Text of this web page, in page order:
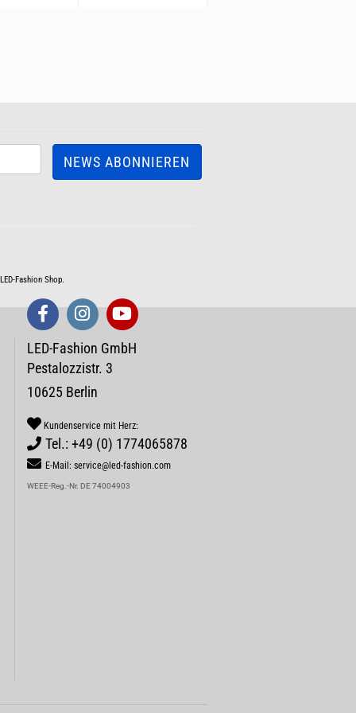
Fashion Shop.
LED-Fashion GmbH
Pestalozzistr. 3
10625 Berlin
Kundenservice mit Herz:
Tel.: +49 (0) 1774065878
E-Mail: service@led-fashion.com
WEEE-Reg.-Nr. DE 74004903